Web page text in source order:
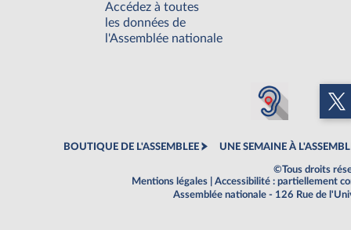
Accédez à toutes
les données de
l'Assemblée nationale
BOUTIQUE DE L'ASSEMBLEE UNE SEMAINE À
©Tous droits
Mentions légales
Accessibilité : partiellement
Assemblée nationale - 126 Rue de